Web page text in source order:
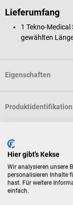
Lieferumfang
1 Tekno-
gewählten
Eigenschaften
Produktidentifikation
Bewertungen
Kunden
Hier gibt's Kekse
Wir analysieren unsere
personalisieren Inhalte
hast. Für weitere
einfach.